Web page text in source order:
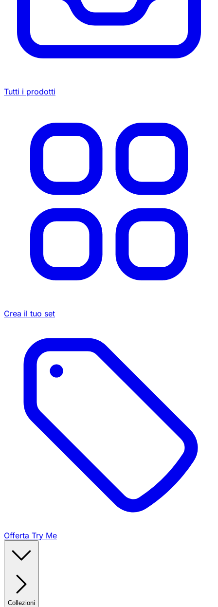
Tutti i prodotti
Crea il tuo set
Offerta Try Me
Collezioni